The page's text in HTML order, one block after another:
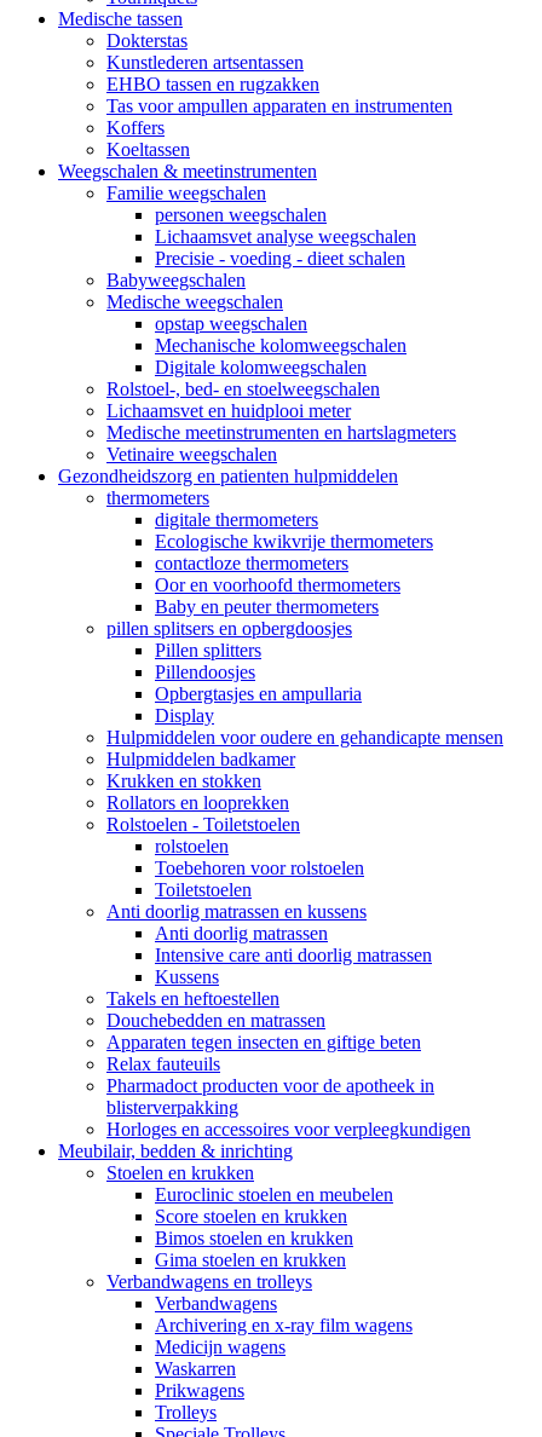
Medische tassen
Dokterstas
Kunstlederen artsentassen
EHBO tassen en rugzakken
Tas voor ampullen apparaten en instrumenten
Koffers
Koeltassen
Weegschalen & meetinstrumenten
Familie weegschalen
personen weegschalen
Lichaamsvet analyse weegschalen
Precisie - voeding - dieet schalen
Babyweegschalen
Medische weegschalen
opstap weegschalen
Mechanische kolomweegschalen
Digitale kolomweegschalen
Rolstoel-, bed- en stoelweegschalen
Lichaamsvet en huidplooi meter
Medische meetinstrumenten en hartslagmeters
Vetinaire weegschalen
Gezondheidszorg en patienten hulpmiddelen
thermometers
digitale thermometers
Ecologische kwikvrije thermometers
contactloze thermometers
Oor en voorhoofd thermometers
Baby en peuter thermometers
pillen splitsers en opbergdoosjes
Pillen splitters
Pillendoosjes
Opbergtasjes en ampullaria
Display
Hulpmiddelen voor oudere en gehandicapte mensen
Hulpmiddelen badkamer
Krukken en stokken
Rollators en looprekken
Rolstoelen - Toiletstoelen
rolstoelen
Toebehoren voor rolstoelen
Toiletstoelen
Anti doorlig matrassen en kussens
Anti doorlig matrassen
Intensive care anti doorlig matrassen
Kussens
Takels en heftoestellen
Douchebedden en matrassen
Apparaten tegen insecten en giftige beten
Relax fauteuils
Pharmadoct producten voor de apotheek in
blisterverpakking
Horloges en accessoires voor verpleegkundigen
Meubilair, bedden & inrichting
Stoelen en krukken
Euroclinic stoelen en meubelen
Score stoelen en krukken
Bimos stoelen en krukken
Gima stoelen en krukken
Verbandwagens en trolleys
Verbandwagens
Archivering en x-ray film wagens
Medicijn wagens
Waskarren
Prikwagens
Trolleys